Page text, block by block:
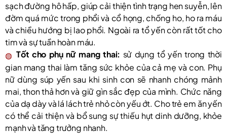
sạch đường hô hấp, giúp cải thiện tình trạng hen suyễn, lên
đờm quá mức trong phổi và cổ họng, chống ho, ho ra máu
và chiều hướng bị lao phổi. Ngoài ra tổ yến còn rất tốt cho
tim và sự tuần hoàn máu.
Tốt cho phụ nữ mang thai: sử dụng tổ yến trong thời
gian mang thai làm tăng sức khỏe của cả mẹ và con. Phụ
nữ dùng súp yến sau khi sinh con sẽ nhanh chóng mảnh
mai, thon thả hơn và giữ gìn sắc đẹp của mình. Chức năng
của dạ dày và lá lách trẻ nhỏ còn yếu ớt. Cho trẻ em ăn yến
có thể cải thiện và bổ sung sự thiếu hụt dinh dưỡng, khỏe
mạnh và tăng trưởng nhanh.